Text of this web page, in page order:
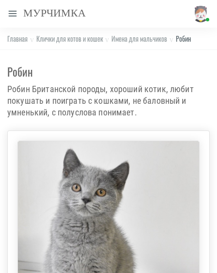
МУРЧИМКА
Главная Клички для котов и кошек Имена для мальчиков Робин
Робин
Робин Британской породы, хороший котик, любит
покушать и поиграть с кошками, не баловный и
умненький, с полуслова понимает.